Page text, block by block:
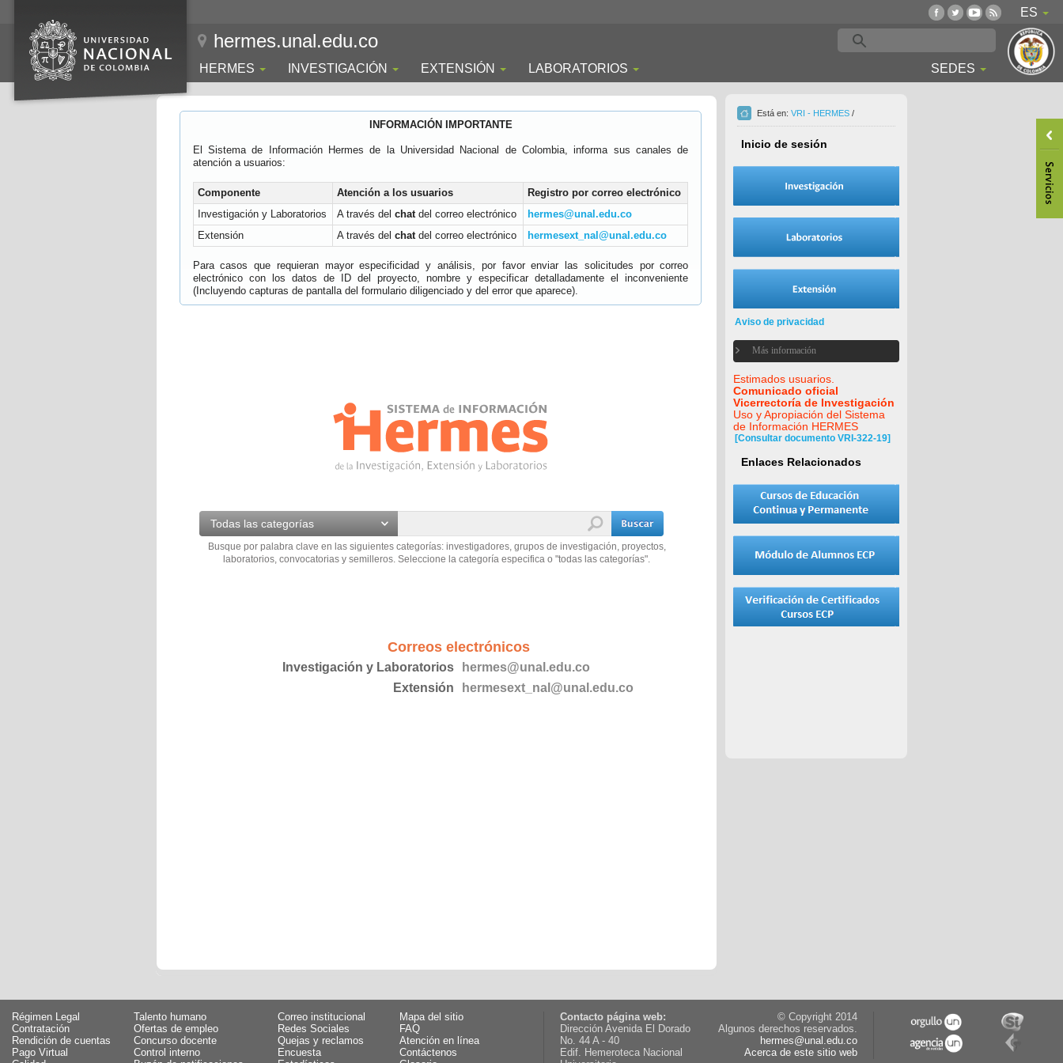
ES
hermes.unal.edu.co
HERMES INVESTIGACIÓN EXTENSIÓN LABORATORIOS SEDES
INFORMACIÓN IMPORTANTE
El Sistema de Información Hermes de la Universidad Nacional de Colombia, informa sus canales de
atención a usuarios:
Componente Atención a los usuarios
Registro por correo electrónico
Investigación y Laboratorios
A través del chatdel correo electrónico
hermes@unal.edu.co
Extensión
A través del chatdel correo electrónico hermesext_nal@unal.edu.co
Para casos que requieran mayor especificidad y análisis, por favor enviar las solicitudes por correo
electrónico con los datos de ID del proyecto, nombre y especificar detalladamente el inconveniente
(Incluyendo capturas de pantalla del formulario diligenciado y del error que aparece).
Todas las categorías
Busque por palabra clave en las siguientes categorías: investigadores, grupos de investigación, proyectos,
laboratorios, convocatorias y semilleros. Seleccione la categoría especifica o "todas las categorías".
Correos electrónicos
Investigación y Laboratorios
hermes@unal.edu.co
Extensión
hermesext_nal@unal.edu.co
Está en: VRI - HERMES /
Inicio de sesión
Aviso de privacidad
Más información
Estimados usuarios.
Comunicado oficial
Vicerrectoría de Investigación
Uso y Apropiación del Sistema
de Información HERMES
[Consultar documento VRI-322-19]
Enlaces Relacionados
Régimen Legal
Talento humano
Contratación
Ofertas de empleo
Rendición de cuentas
Concurso docente
Pago Virtual
Control interno
Correo institucional
Mapa del sitio
Redes Sociales
FAQ
Quejas y reclamos
Atención en línea
Encuesta
Contáctenos
Contacto página web:
Dirección Avenida El Dorado
No. 44 A - 40
Edif. Hemeroteca Nacional
© Copyright 2014
Algunos derechos reservados.
hermes@unal.edu.co
Acerca de este sitio web